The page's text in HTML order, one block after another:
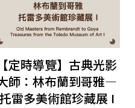
【定時導覽】古典光影
師：林布蘭到哥雅—
托雷多美術館珍藏展 I